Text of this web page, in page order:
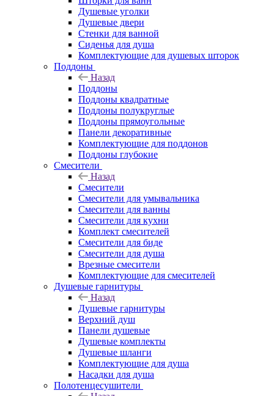
Душевые уголки
Душевые двери
Стенки для ванной
Сиденья для душа
Комплектующие для душевых шторок
Поддоны
Назад
Поддоны
Поддоны квадратные
Поддоны полукруглые
Поддоны прямоугольные
Панели декоративные
Комплектующие для поддонов
Поддоны глубокие
Смесители
Назад
Смесители
Смесители для умывальника
Смесители для ванны
Смесители для кухни
Комплект смесителей
Смесители для биде
Смесители для душа
Врезные смесители
Комплектующие для смесителей
Душевые гарнитуры
Назад
Душевые гарнитуры
Верхний душ
Панели душевые
Душевые комплекты
Душевые шланги
Комплектующие для душа
Насадки для душа
Полотенцесушители